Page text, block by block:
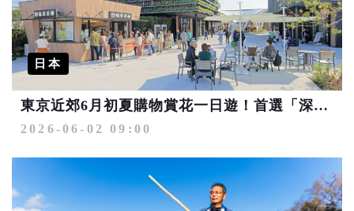
日本
東京近郊6月初夏購物賞花一日遊！首選「深谷花園PREMIUM OUTLETS®」
2026-06-02 09:00